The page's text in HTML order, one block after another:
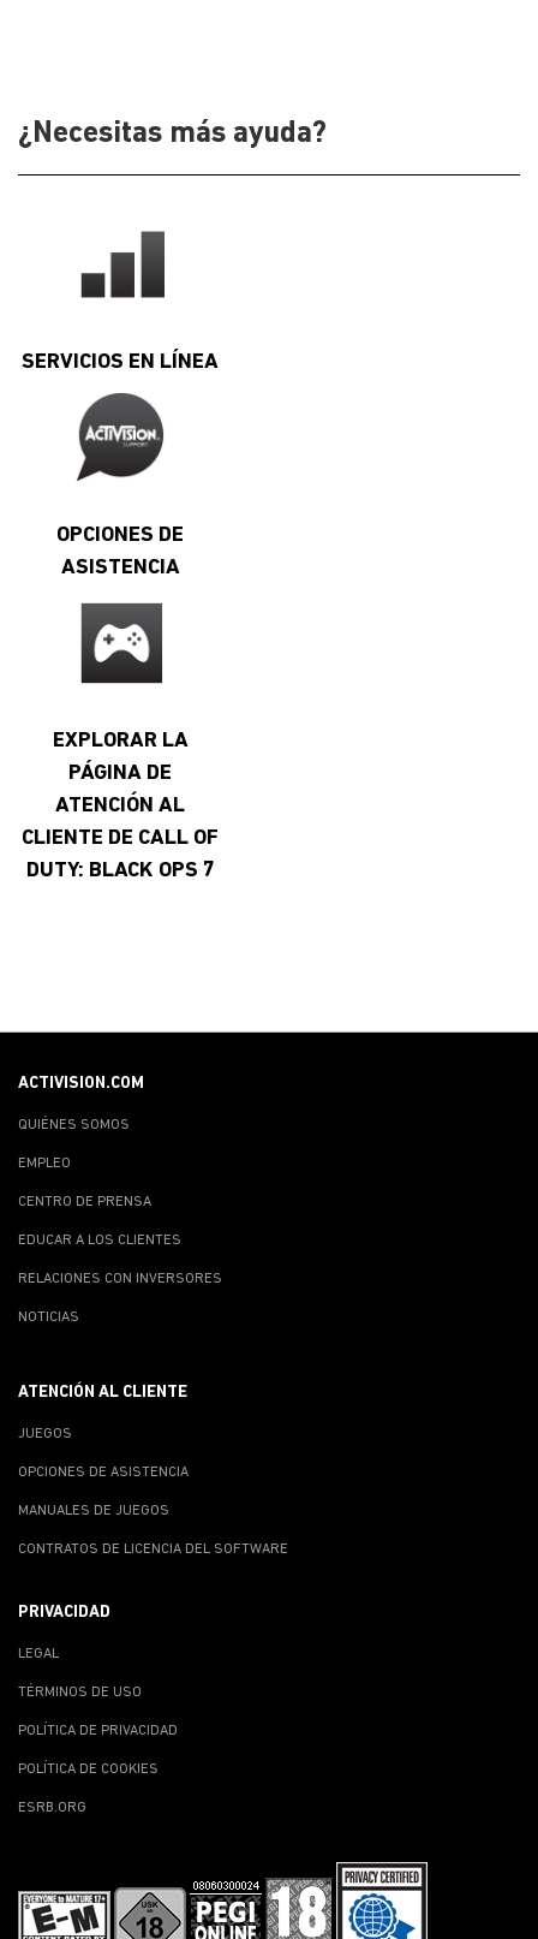
¿Necesitas más ayuda?
SERVICIOS EN LÍNEA
OPCIONES DE
ASISTENCIA
EXPLORAR LA
PÁGINA DE
ATENCIÓN AL
CLIENTE DE CALL OF
DUTY: BLACK OPS 7
ACTIVISION.COM
QUIÉNES SOMOS
EMPLEO
CENTRO DE PRENSA
EDUCAR A LOS CLIENTES
RELACIONES CON INVERSORES
NOTICIAS
ATENCIÓN AL CLIENTE
JUEGOS
OPCIONES DE ASISTENCIA
MANUALES DE JUEGOS
CONTRATOS DE LICENCIA DEL SOFTWARE
PRIVACIDAD
LEGAL
TÉRMINOS DE USO
POLÍTICA DE PRIVACIDAD
POLÍTICA DE COOKIES
ESRB.ORG